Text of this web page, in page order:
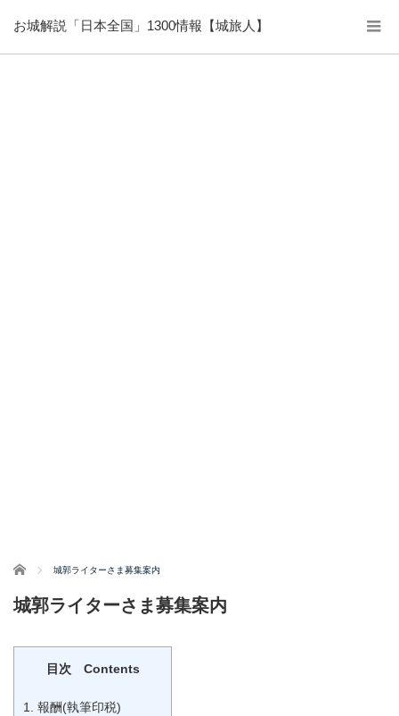
お城解説「日本全国」1300情報【城旅人】
ホーム 城郭ライターさま募集案内
城郭ライターさま募集案内
目次 Contents
1. 報酬(執筆印税)